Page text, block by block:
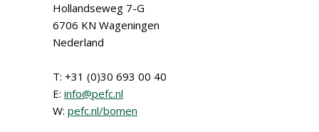
Hollandseweg 7-G
6706 KN Wageningen
Nederland
T: +31 (0)30 693 00 40
E: info@pefc.nl
W: pefc.nl/bomen